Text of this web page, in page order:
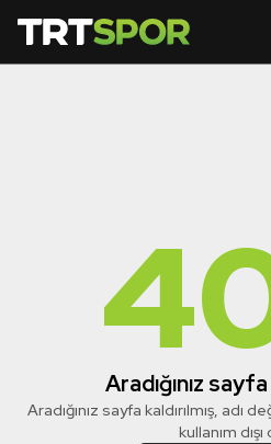
Aradığınız
Aradığınız sayfa kaldırılmış, adı
kullanım